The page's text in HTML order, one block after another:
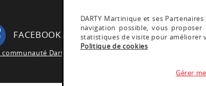
DARTY Martinique et ses
navigation possible, vous
statistiques de visite pour améliorer
Politique de cookies
Gérer
FACEBOOK DARTY
communauté Darty Martinique